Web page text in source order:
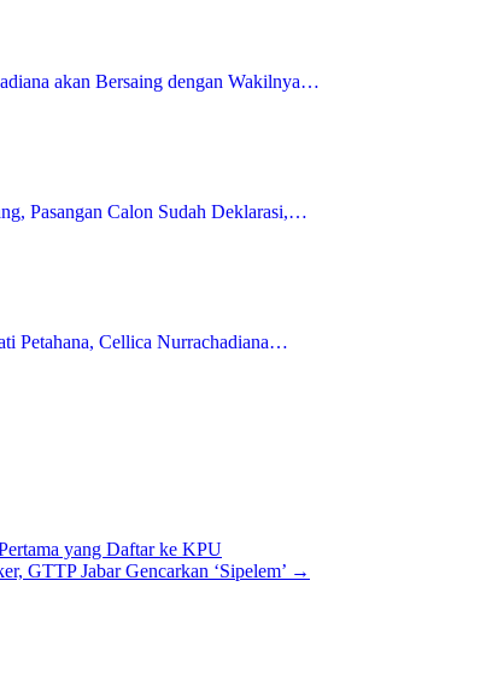
akan Bersaing dengan Wakilnya…
Pasangan Calon Sudah Deklarasi,…
Petahana, Cellica Nurrachadiana…
yang Daftar ke KPU
GTTP Jabar Gencarkan ‘Sipelem’ →